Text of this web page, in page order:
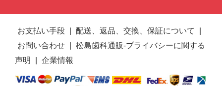
お支払い手段 配送、返品、交換、保証について
お問い合わせ
松島歯科通販-プライバシーに関する
声明
企業情報